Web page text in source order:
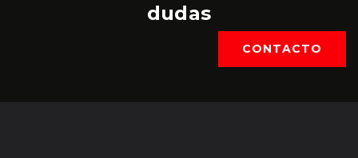
dudas
CONTACTO